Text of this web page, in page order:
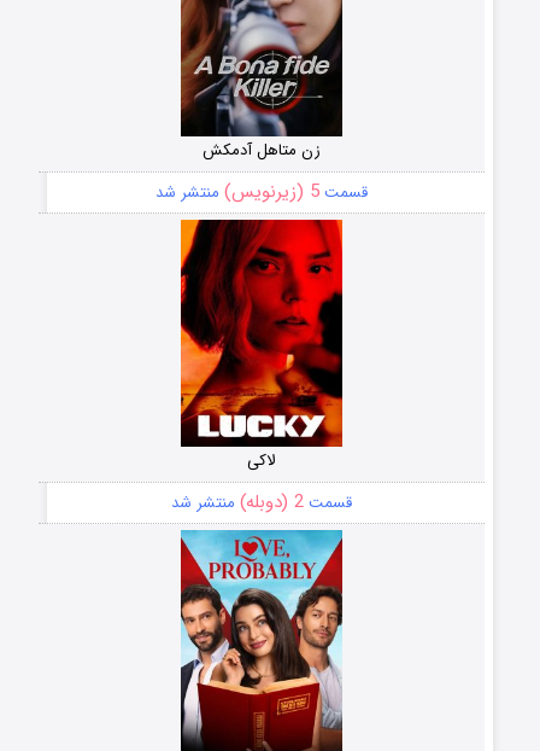
زن متاهل آدمکش
قسمت5 (زیرنویس) منتشر شد
لاکی
قسمت2 (دوبله) منتشر شد